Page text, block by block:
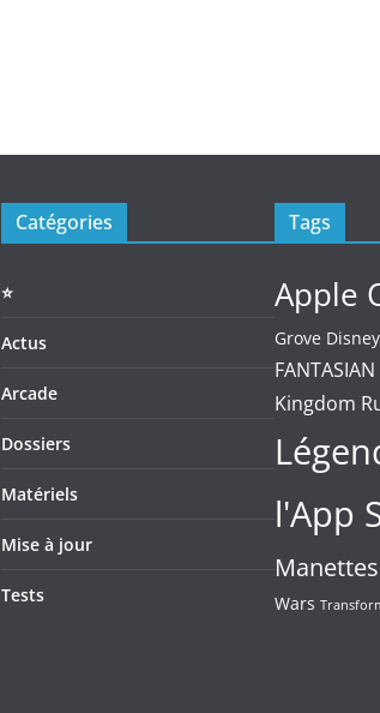
Catégories
⭐️
Actus
Arcade
Dossiers
Matériels
Mise à jour
Tests
Tags
Apple
Grove Disney
FANTASIAN
Kingdom
l'App
Manettes
Wars